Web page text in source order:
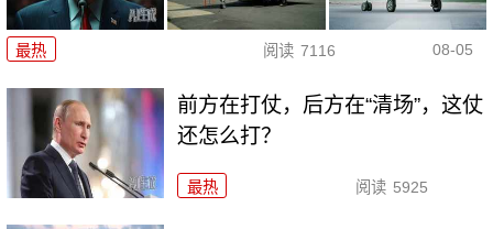
最热 阅读 7116 08-05
前方在打仗，后方在“清场”，这仗
还怎么打？
最热 阅读 5925